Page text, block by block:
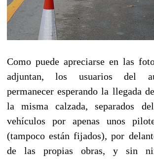
Como puede apreciarse en las
adjuntan, los usuarios del
permanecer esperando la llegada
la misma calzada, separados
vehículos por apenas unos
(tampoco están fijados), por
de las propias obras, y sin